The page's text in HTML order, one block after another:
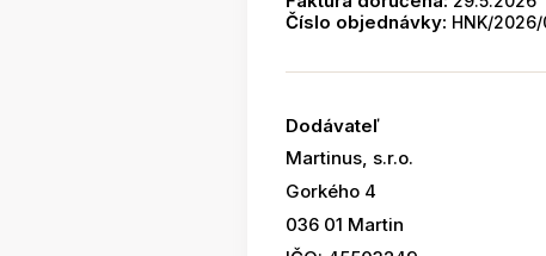
Číslo objednávky: HNK/2026/
Dodávateľ
Martinus, s.r.o.
Gorkého 4
036 01 Martin